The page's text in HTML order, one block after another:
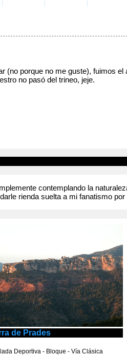
(no porque no me guste), fuimos
no pasó del trineo, jeje.
contemplando la
rienda suelta a mi fanatismo
de Prades
Deportiva - Bloque - Vía Clásica